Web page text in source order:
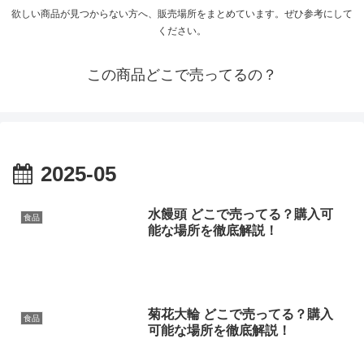
欲しい商品が見つからない方へ、販売場所をまとめています。ぜひ参考にして
ください。
この商品どこで売ってるの？
2025-05
食品
水饅頭 どこで売ってる？購入可
能な場所を徹底解説！
食品
菊花大輪 どこで売ってる？購入
可能な場所を徹底解説！